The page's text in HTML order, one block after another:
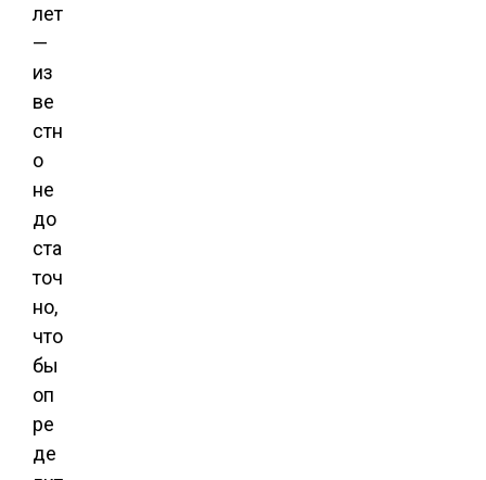
лет
—
из
ве
стн
о
не
до
ста
точ
но,
что
бы
оп
ре
де